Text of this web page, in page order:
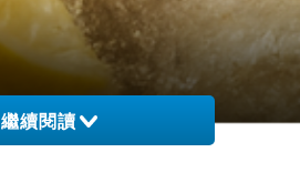
繼續閱讀